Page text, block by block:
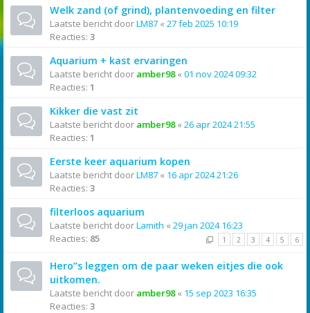
Welk zand (of grind), plantenvoeding en filter
Laatste bericht doorLM87 « 27 feb 2025 10:19
Reacties: 3
Aquarium + kast ervaringen
Laatste bericht door amber98« 01 nov 2024 09:32
Reacties: 1
Kikker die vast zit
Laatste bericht door amber98« 26 apr 2024 21:55
Reacties: 1
Eerste keer aquarium kopen
Laatste bericht doorLM87 « 16 apr 2024 21:26
Reacties: 3
filterloos aquarium
Laatste bericht doorLamith « 29 jan 2024 16:23
Reacties: 85 1 2 3 4 5 6
Hero”s leggen om de paar weken eitjes die ook
uitkomen.
Laatste bericht door amber98« 15 sep 2023 16:35
Reacties: 3